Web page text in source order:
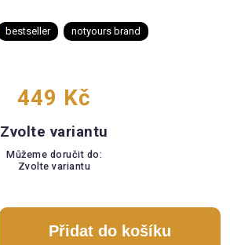
bestseller notyours brand
449 Kč
Zvolte variantu
Můžeme doručit do:
Zvolte variantu
Přidat do košíku